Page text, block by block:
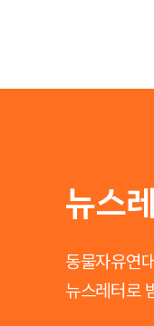
뉴스
동물자유연
뉴스레터로